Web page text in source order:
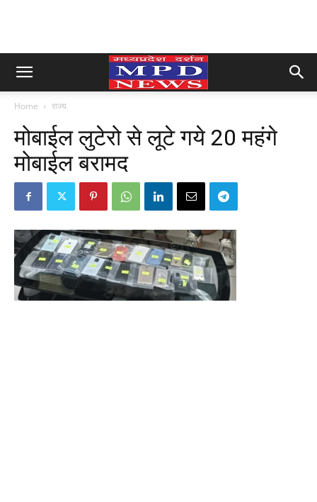
Home राज्य
मोबाईल लुटेरो से लूटे गये 20 महंगे
मोबाईल बरामद